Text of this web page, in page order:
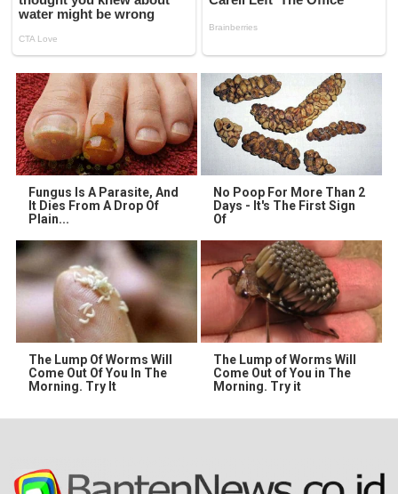
Fungus Is A Parasite, And
It Dies From A Drop Of
Plain...
No Poop For More Than 2
Days - It's The First Sign
Of
The Lump Of Worms Will
Come Out Of You In The
Morning. Try It
The Lump of Worms Will
Come Out of You in The
Morning. Try it